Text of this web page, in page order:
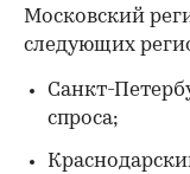
Московский
следующих
Санкт-
спроса;